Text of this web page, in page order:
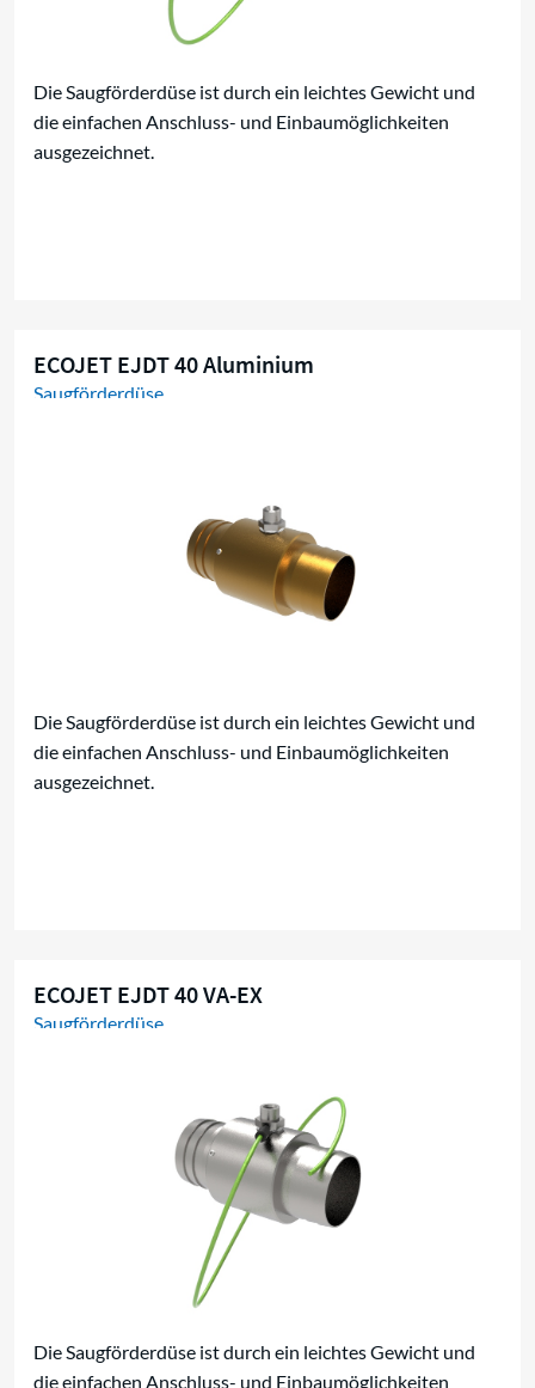
Die Saugförderdüse ist durch ein leichtes Gewicht und
die einfachen Anschluss- und Einbaumöglichkeiten
ausgezeichnet.
ECOJET EJDT 40 Aluminium
Saugförderdüse
Die Saugförderdüse ist durch ein leichtes Gewicht und
die einfachen Anschluss- und Einbaumöglichkeiten
ausgezeichnet.
ECOJET EJDT 40 VA-EX
Saugförderdüse
Die Saugförderdüse ist durch ein leichtes Gewicht und
die einfachen Anschluss- und Einbaumöglichkeiten